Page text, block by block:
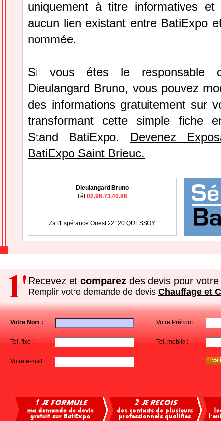
uniquement à titre informatives et
aucun lien existant entre BatiExpo
nommée.
Si vous étes le responsable
Dieulangard Bruno, vous pouvez
des informations gratuitement sur
transformant cette simple fiche
Stand BatiExpo. Devenez
BatiExpo Saint Brieuc.
Dieulangard Bruno
Tél 02.96.73.40.86
Za l'Espérance Ouest 22120 QUESSOY
Recevez et comparez des devis pour votre
Remplir votre demande de devis Chauffage et
Votre Nom : Votre Prénom :
Tel. fixe : Tel. mobile :
Votre e-mail :